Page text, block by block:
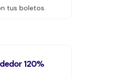
tus boletos.
120%